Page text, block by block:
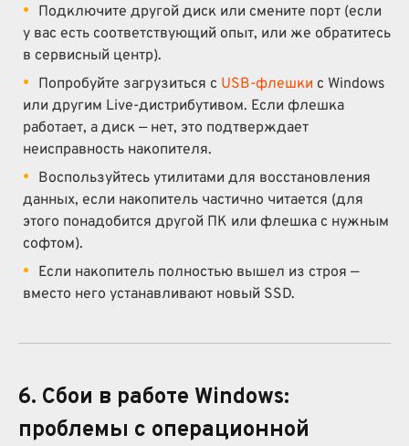
Подключите другой диск или смените порт (если
у вас есть соответствующий опыт, или же обратитесь
в сервисный центр).
Попробуйте загрузиться с USB-флешки с Windows
или другим Live-дистрибутивом. Если флешка
работает, а диск — нет, это подтверждает
неисправность накопителя.
Воспользуйтесь утилитами для восстановления
данных, если накопитель частично читается (для
этого понадобится другой ПК или флешка с нужным
софтом).
Если накопитель полностью вышел из строя —
вместо него устанавливают новый SSD.
6. Сбои в работе Windows:
проблемы с операционной